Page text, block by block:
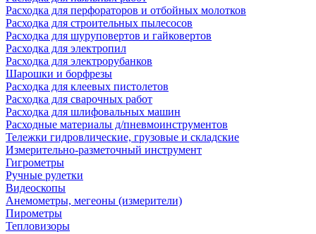
Расходка для перфораторов и отбойных молотков
Расходка для строительных пылесоcов
Расходка для шуруповертов и гайковертов
Расходка для электропил
Расходка для электрорубанков
Шарошки и борфрезы
Расходка для клеевых пистолетов
Расходка для сварочных работ
Расходка для шлифовальных машин
Расходные материалы д/пневмоинструментов
Тележки гидровлические, грузовые и складские
Измерительно-разметочный инструмент
Гигрометры
Ручные рулетки
Видеоскопы
Анемометры, мегеоны (измерители)
Пирометры
Тепловизоры